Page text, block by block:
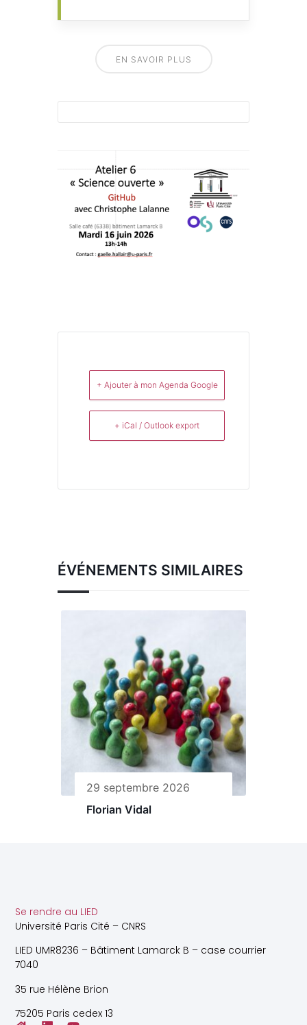
EN SAVOIR PLUS
+ Ajouter à mon Agenda Google
+ iCal / Outlook export
ÉVÉNEMENTS SIMILAIRES
29 septembre 2026
Florian Vidal
Se rendre au LIED
Université Paris Cité – CNRS
LIED UMR8236 – Bâtiment Lamarck B – case courrier
7040
35 rue Hélène Brion
75205 Paris cedex 13